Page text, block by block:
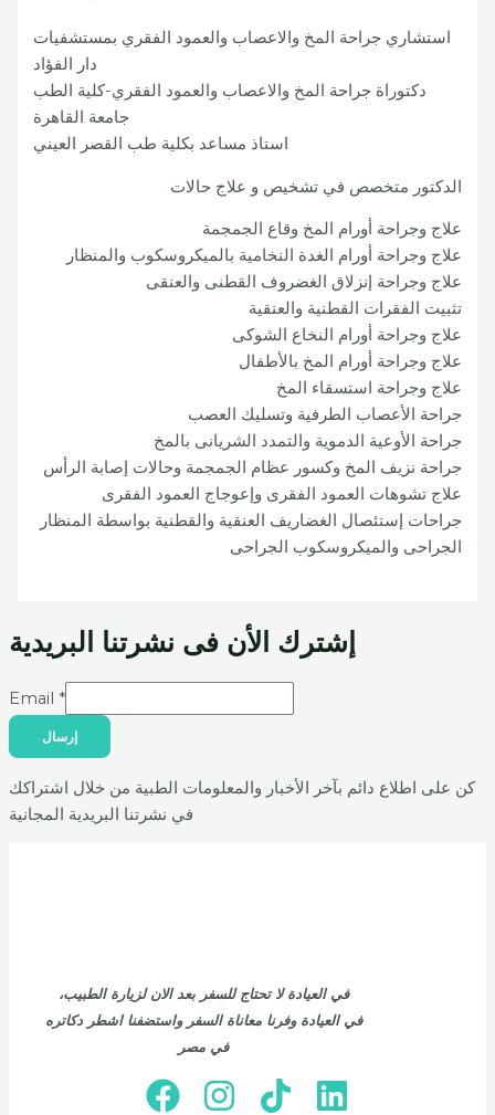
استشاري جراحة المخ والاعصاب والعمود الفقري بمستشفيات
دار الفؤاد
دكتوراة جراحة المخ والاعصاب والعمود الفقري-كلية الطب
جامعة القاهرة
استاذ مساعد بكلية طب القصر العيني
الدكتور متخصص في تشخيص و علاج حالات
علاج وجراحة أورام المخ وقاع الجمجمة
علاج وجراحة أورام الغدة النخامية بالميكروسكوب والمنظار
علاج وجراحة إنزلاق الغضروف القطنى والعنقى
تثبيت الفقرات القطنية والعنقية
علاج وجراحة أورام النخاع الشوكى
علاج وجراحة أورام المخ بالأطفال
علاج وجراحة استسقاء المخ
جراحة الأعصاب الطرفية وتسليك العصب
جراحة الأوعية الدموية والتمدد الشريانى بالمخ
جراحة نزيف المخ وكسور عظام الجمجمة وحالات إصابة الرأس
علاج تشوهات العمود الفقرى وإعوجاج العمود الفقرى
جراحات إستئصال الغضاريف العنقية والقطنية بواسطة المنظار
الجراحى والميكروسكوب الجراحى
إشترك الأن فى نشرتنا البريدية
Email *
إرسال
كن على اطلاع دائم بآخر الأخبار والمعلومات الطبية من خلال اشتراكك
في نشرتنا البريدية المجانية
في العيادة لا تحتاج للسفر بعد الان لزيارة الطبيب،
في العيادة وفرنا معاناة السفر واستضفنا اشطر دكاتره
في مصر